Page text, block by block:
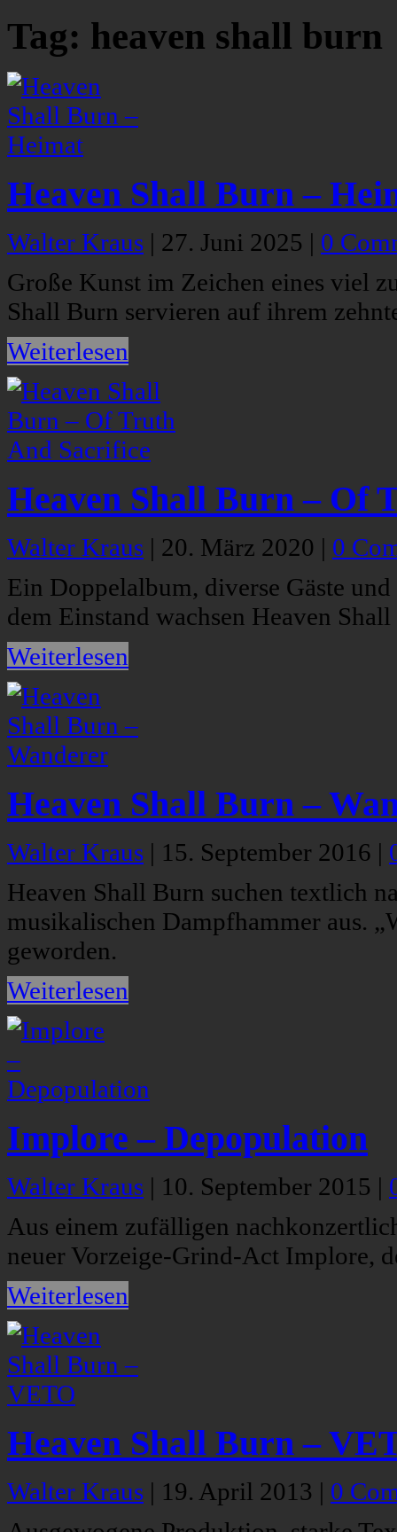
Tag: heaven shall burn
Heaven Shall Burn –
Walter Kraus | 27. Juni 2025 | 0
Große Kunst im Zeichen eines viel
Shall Burn servieren auf ihrem
Weiterlesen
Heaven Shall Burn – Of
Walter Kraus | 20. März 2020 | 0
Ein Doppelalbum, diverse Gäste
dem Einstand wachsen Heaven
Weiterlesen
Heaven Shall Burn –
Walter Kraus | 15. September 2016 |
Heaven Shall Burn suchen textlich
musikalischen Dampfhammer aus.
geworden.
Weiterlesen
Implore – Depopulation
Walter Kraus | 10. September 2015 |
Aus einem zufälligen
neuer Vorzeige-Grind-Act Implore,
Weiterlesen
Heaven Shall Burn –
Walter Kraus | 19. April 2013 | 0